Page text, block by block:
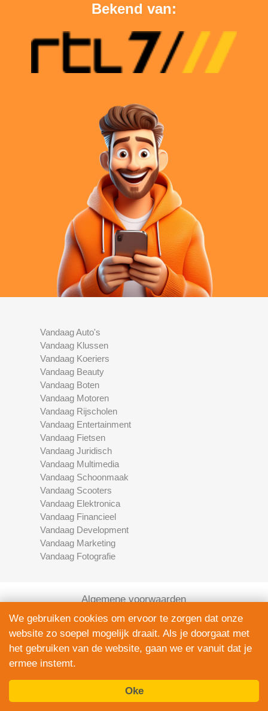
Bekend van:
Vandaag Auto's
Vandaag Klussen
Vandaag Koeriers
Vandaag Beauty
Vandaag Boten
Vandaag Motoren
Vandaag Rijscholen
Vandaag Entertainment
Vandaag Fietsen
Vandaag Juridisch
Vandaag Multimedia
Vandaag Schoonmaak
Vandaag Scooters
Vandaag Elektronica
Vandaag Financieel
Vandaag Development
Vandaag Marketing
Vandaag Fotografie
Algemene voorwaarden
Privacy Policy
Contact
Bedrijven Inlog
We gebruiken cookies om ervoor te zorgen dat onze
website zo soepel mogelijk draait. Als je doorgaat met
het gebruiken van de website, gaan we er vanuit dat je
ermee instemt.
Oke